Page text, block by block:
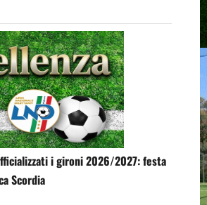
i gironi 2026/2027: festa
Scordia